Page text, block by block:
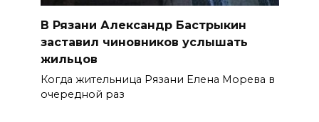
В Рязани Александр Бастрыкин
заставил чиновников услышать
жильцов
Когда жительница Рязани Елена Морева в
очередной раз